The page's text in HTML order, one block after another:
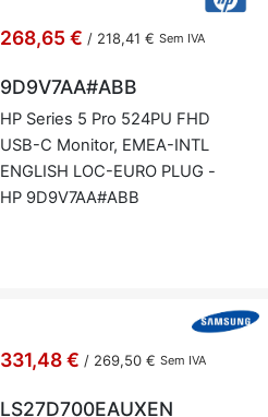
268,65 € / 218,41 € Sem IVA
9D9V7AA#ABB
HP Se­ries 5 Pro 524PU FHD
USB-C Mo­nitor, EMEA-INTL
EN­GLISH LOC-EURO PLUG -
HP 9D9V7AA#ABB
331,48 € / 269,50 € Sem IVA
LS27D700EAUXEN